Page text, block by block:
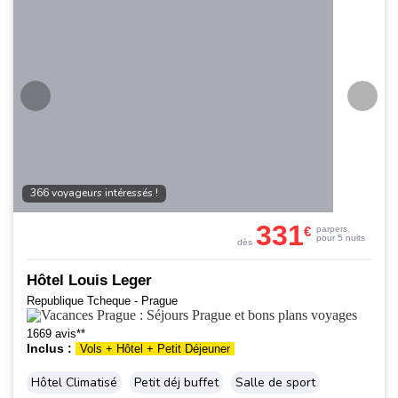
366 voyageurs intéressés !
Hôtel Louis Leger
Republique Tcheque - Prague
1669 avis**
Inclus : Vols + Hôtel + Petit Déjeuner
Hôtel Climatisé Petit déj buffet Salle de sport
dès 331€ parpers.
pour 5 nuits